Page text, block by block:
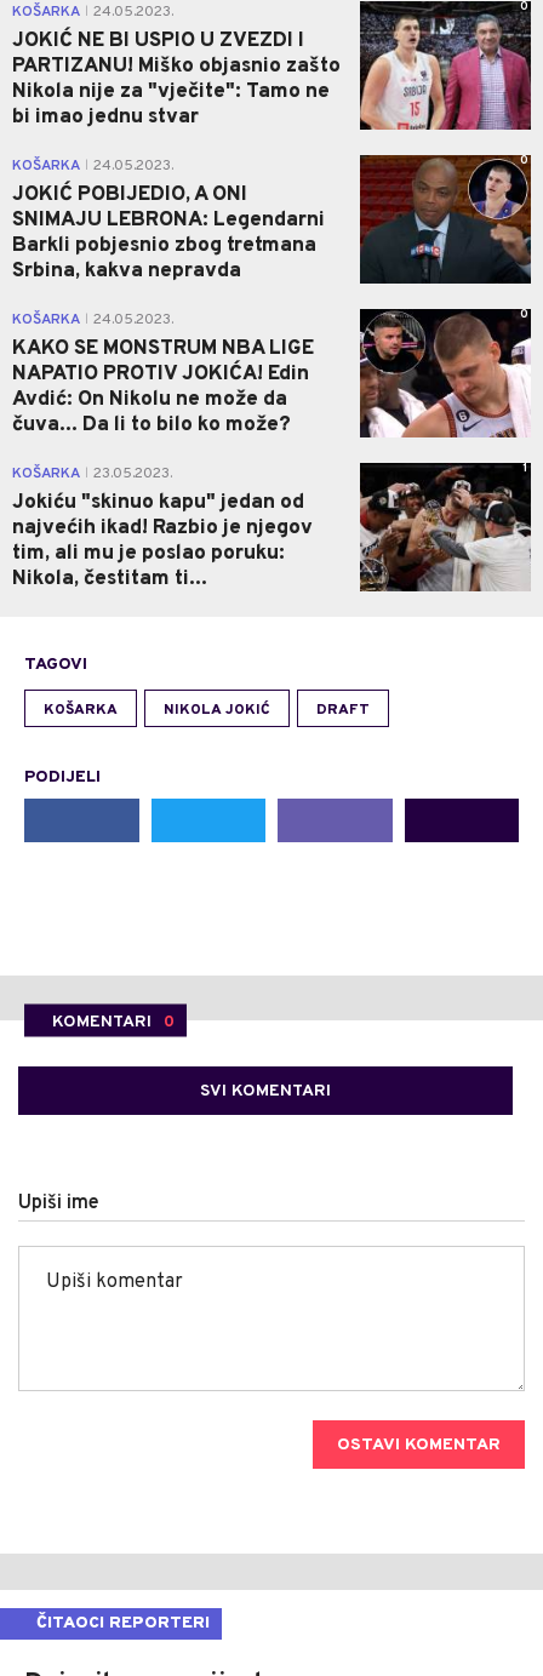
KOŠARKA 24.05.2023.
JOKIĆ NE BI USPIO U ZVEZDI I
PARTIZANU! Miško objasnio zašto
Nikola nije za "vječite": Tamo ne
bi imao jednu stvar
0
KOŠARKA 24.05.2023.
JOKIĆ POBIJEDIO, A ONI
SNIMAJU LEBRONA: Legendarni
Barkli pobjesnio zbog tretmana
Srbina, kakva nepravda
0
KOŠARKA 24.05.2023.
KAKO SE MONSTRUM NBA LIGE
NAPATIO PROTIV JOKIĆA! Edin
Avdić: On Nikolu ne može da
čuva... Da li to bilo ko može?
0
KOŠARKA 23.05.2023.
Jokiću "skinuo kapu" jedan od
najvećih ikad! Razbio je njegov
tim, ali mu je poslao poruku:
Nikola, čestitam ti...
1
TAGOVI
KOŠARKA NIKOLA JOKIĆ DRAFT
PODIJELI
KOMENTARI 0
SVI KOMENTARI
Upiši ime
OSTAVI KOMENTAR
ČITAOCI REPORTERI